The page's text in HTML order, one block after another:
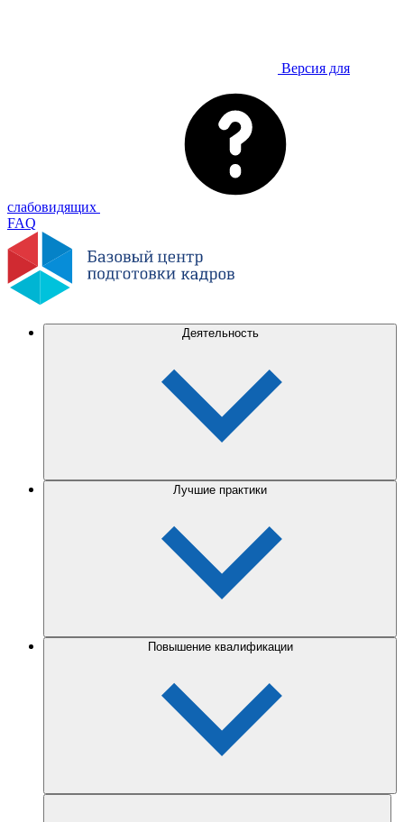
Версия для
слабовидящих
FAQ
Деятельность
Лучшие практики
Повышение квалификации